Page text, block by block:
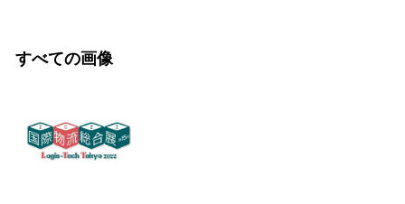
すべての画像